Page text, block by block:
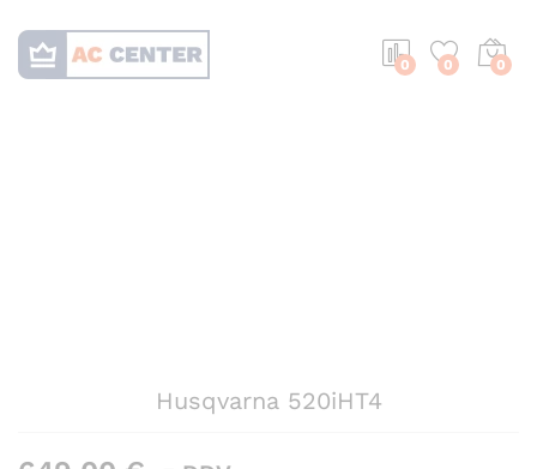
0 0 0
Husqvarna 520iHT4